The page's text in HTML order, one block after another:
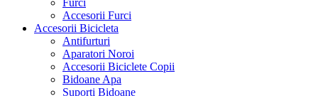
Furci
Accesorii Furci
Accesorii Bicicleta
Antifurturi
Aparatori Noroi
Accesorii Biciclete Copii
Bidoane Apa
Suporti Bidoane